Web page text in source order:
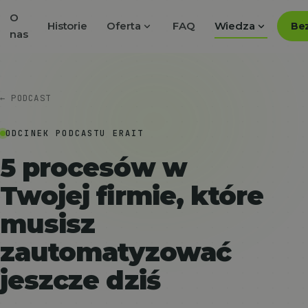
O
nas
Historie Oferta expand_more FAQ Wiedza expand_more
← PODCAST
ODCINEK PODCASTU ERAIT
5 procesów w
Twojej firmie, które
musisz
zautomatyzować
jeszcze dziś